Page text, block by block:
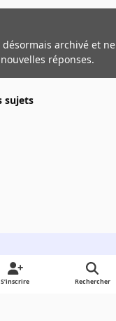
désormais archivé et
réponses.
sujets
S’inscrire Rechercher